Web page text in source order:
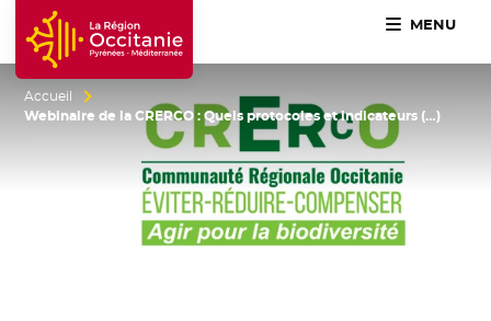
Accueil Région Occitanie / Pyrénées-Méditerranée
MENU
Accueil
Webinaire de la CRERCO : Quels protocoles et indicateurs (…)